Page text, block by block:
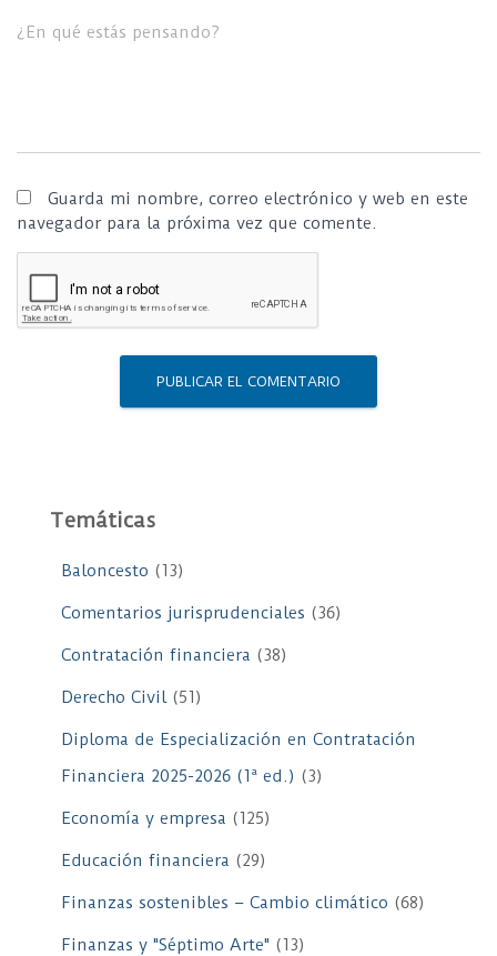
¿En qué estás pensando?
Guarda mi nombre, correo electrónico y web en este
navegador para la próxima vez que comente.
Temáticas
Baloncesto (13)
Comentarios jurisprudenciales (36)
Contratación financiera (38)
Derecho Civil(51)
Diploma de Especialización en Contratación
Financiera 2025-2026 (1ª ed.) (3)
Economía y empresa (125)
Educación financiera (29)
Finanzas sostenibles – Cambio climático (68)
Finanzas y "Séptimo Arte" (13)